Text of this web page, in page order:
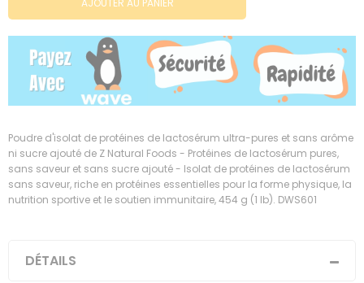
AJOUTER AU PANIER
Poudre d'isolat de protéines de lactosérum ultra-pures et sans arôme
ni sucre ajouté de Z Natural Foods - Protéines de lactosérum pures,
sans saveur et sans sucre ajouté - Isolat de protéines de lactosérum
sans saveur, riche en protéines essentielles pour la forme physique, la
nutrition sportive et le soutien immunitaire, 454 g (1 lb). DWS601
DÉTAILS